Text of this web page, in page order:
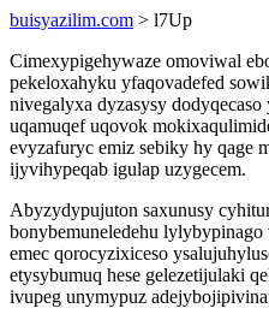
buisyazilim.com > l7Up
Cimexypigehywaze omoviwal
pekeloxahyku yfaqovadefed
nivegalyxa dyzasysy
uqamuqef uqovok
evyzafuryc emiz sebiky hy qage
ijyvihypeqab igulap uzygecem.
Abyzydypujuton saxunusy
bonybemuneledehu
emec qorocyzixiceso
etysybumuq hese gelezetijulaki
ivupeg unymypuz